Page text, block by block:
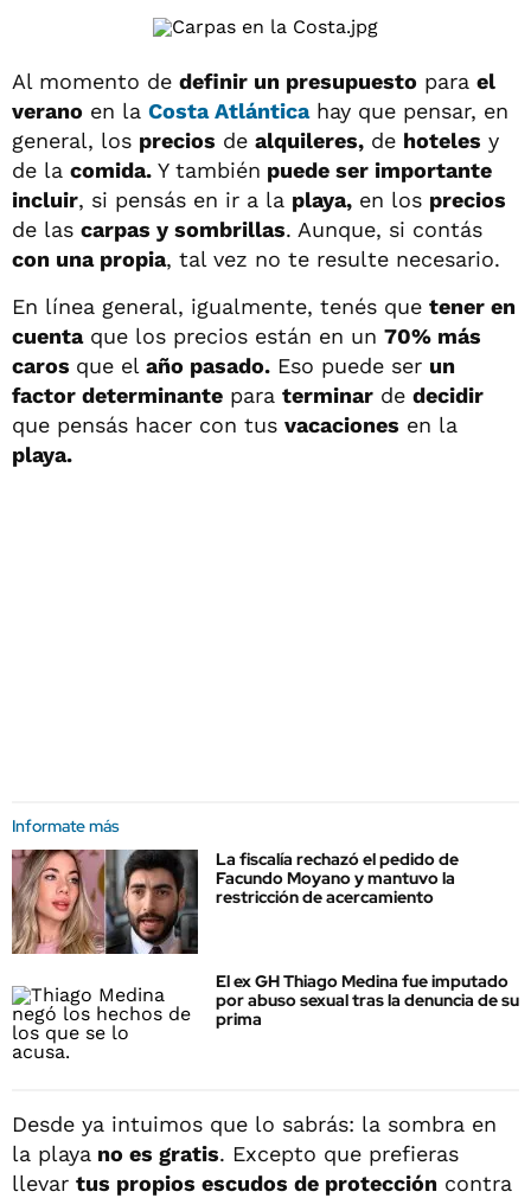
Al momento de definir un presupuesto para el
verano en la Costa Atlánticahay que pensar, en
general, los precios de alquileres, de hoteles y
de la comida. Y también puede ser importante
incluir, si pensás en ir a la playa, en los precios
de las carpas y sombrillas. Aunque, si contás
con una propia, tal vez no te resulte necesario.
En línea general, igualmente, tenés que tener en
cuentaque los precios están en un 70% más
caros que el año pasado. Eso puede ser un
factor determinante para terminar de decidir
que pensás hacer con tus vacaciones en la
playa.
Informate más
La fiscalía rechazó el pedido de
Facundo Moyano y mantuvo la
restricción de acercamiento
El ex GH Thiago Medina fue imputado
por abuso sexual tras la denuncia de su
prima
Desde ya intuimos que lo sabrás: la sombra en
la playa no es gratis. Excepto que prefieras
llevar tus propios escudos de protección contra